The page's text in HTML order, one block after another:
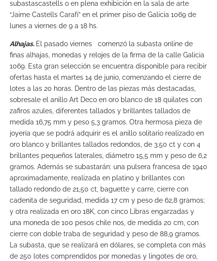
subastascastells o en plena exhibición en la sala de arte
“Jaime Castells Carafí” en el primer piso de Galicia 1069 de
lunes a viernes de 9 a 18 hs.
Alhajas. El pasado viernes comenzó la subasta online de
finas alhajas, monedas y relojes de la firma de la calle Galicia
1069. Esta gran selección se encuentra disponible para recibir
ofertas hasta el martes 14 de junio, comenzando el cierre de
lotes a las 20 horas. Dentro de las piezas más destacadas,
sobresale el anillo Art Deco en oro blanco de 18 quilates con
zafiros azules, diferentes tallados y brillantes tallados de
medida 16,75 mm y peso 5,3 gramos. Otra hermosa pieza de
joyería que se podrá adquirir es el anillo solitario realizado en
oro blanco y brillantes tallados redondos, de 3.50 ct y con 4
brillantes pequeños laterales, diámetro 15,5 mm y peso de 6,2
gramos. Además se subastarán: una pulsera francesa de 1940
aproximadamente, realizada en platino y brillantes con
tallado redondo de 21,50 ct, baguette y carre, cierre con
cadenita de seguridad, medida 17 cm y peso de 62,8 gramos;
y otra realizada en oro 18K, con cinco Libras engarzadas y
una moneda de 100 pesos chile nos, de medida 20 cm, con
cierre con doble traba de seguridad y peso de 88,9 gramos.
La subasta, que se realizará en dólares, se completa con más
de 250 lotes comprendidos por monedas y lingotes de oro,